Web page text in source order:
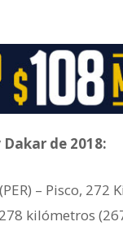
de 2018:
– Pisco, 272
kilómetros